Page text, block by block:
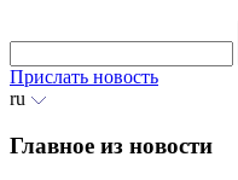
Прислать новость
ru
Главное из новости